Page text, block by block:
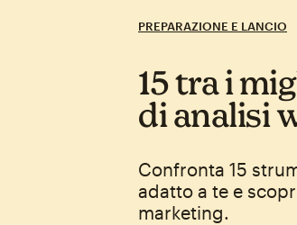
PREPARAZIONE E LANCIO
15 tra i
di analisi
Confronta 15
adatto a te e
marketing.